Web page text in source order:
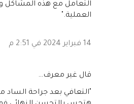
التعامل مع هذه المشاكل
العملية."
14 فبراير 2024 في 2:51 م
‏قال غير معرف…
"التعافي بعد جراحة